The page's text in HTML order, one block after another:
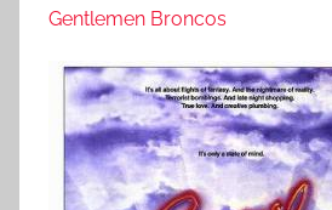
Gentlemen Broncos